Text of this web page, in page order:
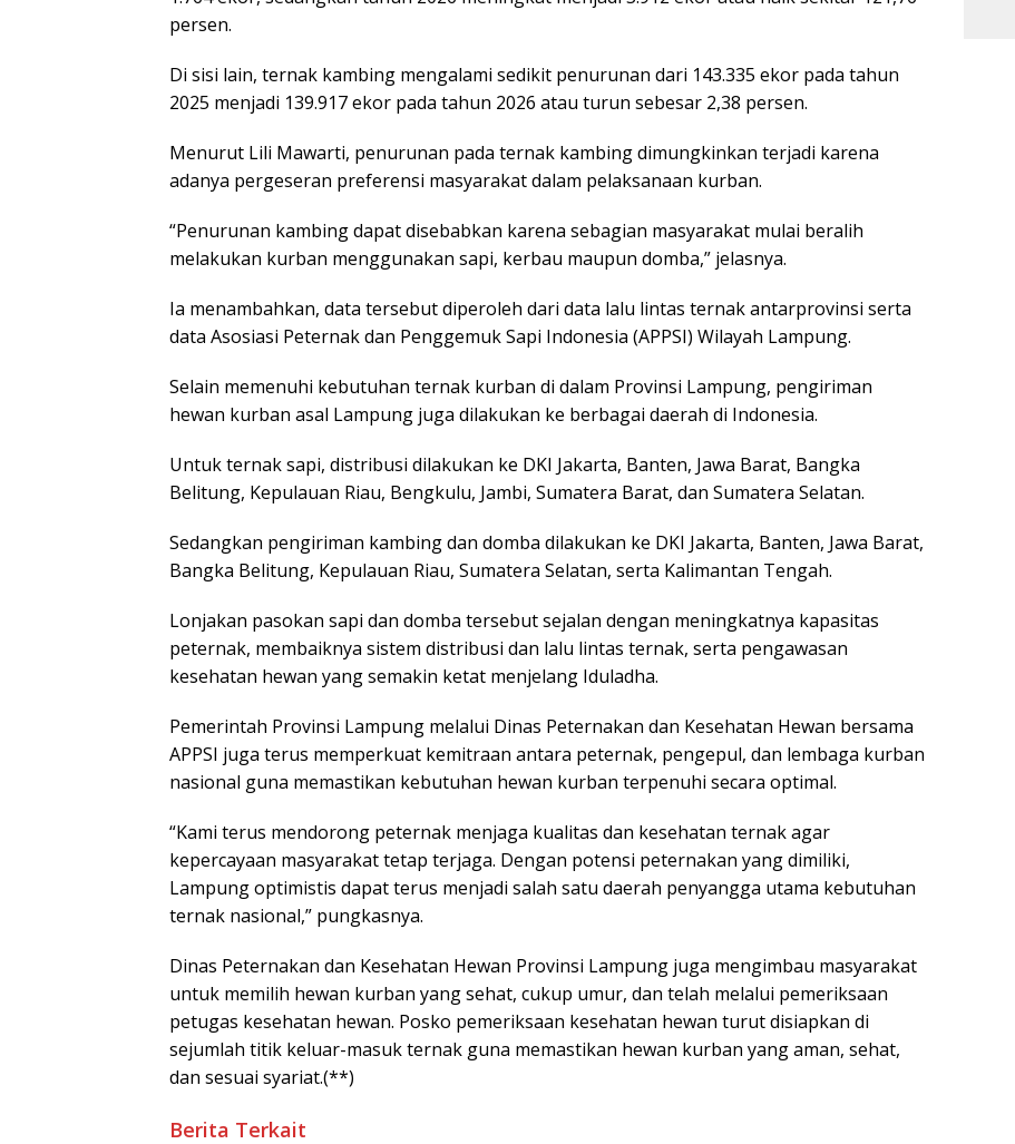
persen.
Di sisi lain, ternak kambing mengalami sedikit penurunan dari 143.335 ekor pada tahun
2025 menjadi 139.917 ekor pada tahun 2026 atau turun sebesar 2,38 persen.
Menurut Lili Mawarti, penurunan pada ternak kambing dimungkinkan terjadi karena
adanya pergeseran preferensi masyarakat dalam pelaksanaan kurban.
“Penurunan kambing dapat disebabkan karena sebagian masyarakat mulai beralih
melakukan kurban menggunakan sapi, kerbau maupun domba,” jelasnya.
Ia menambahkan, data tersebut diperoleh dari data lalu lintas ternak antarprovinsi serta
data Asosiasi Peternak dan Penggemuk Sapi Indonesia (APPSI) Wilayah Lampung.
Selain memenuhi kebutuhan ternak kurban di dalam Provinsi Lampung, pengiriman
hewan kurban asal Lampung juga dilakukan ke berbagai daerah di Indonesia.
Untuk ternak sapi, distribusi dilakukan ke DKI Jakarta, Banten, Jawa Barat, Bangka
Belitung, Kepulauan Riau, Bengkulu, Jambi, Sumatera Barat, dan Sumatera Selatan.
Sedangkan pengiriman kambing dan domba dilakukan ke DKI Jakarta, Banten, Jawa Barat,
Bangka Belitung, Kepulauan Riau, Sumatera Selatan, serta Kalimantan Tengah.
Lonjakan pasokan sapi dan domba tersebut sejalan dengan meningkatnya kapasitas
peternak, membaiknya sistem distribusi dan lalu lintas ternak, serta pengawasan
kesehatan hewan yang semakin ketat menjelang Iduladha.
Pemerintah Provinsi Lampung melalui Dinas Peternakan dan Kesehatan Hewan bersama
APPSI juga terus memperkuat kemitraan antara peternak, pengepul, dan lembaga kurban
nasional guna memastikan kebutuhan hewan kurban terpenuhi secara optimal.
“Kami terus mendorong peternak menjaga kualitas dan kesehatan ternak agar
kepercayaan masyarakat tetap terjaga. Dengan potensi peternakan yang dimiliki,
Lampung optimistis dapat terus menjadi salah satu daerah penyangga utama kebutuhan
ternak nasional,” pungkasnya.
Dinas Peternakan dan Kesehatan Hewan Provinsi Lampung juga mengimbau masyarakat
untuk memilih hewan kurban yang sehat, cukup umur, dan telah melalui pemeriksaan
petugas kesehatan hewan. Posko pemeriksaan kesehatan hewan turut disiapkan di
sejumlah titik keluar-masuk ternak guna memastikan hewan kurban yang aman, sehat,
dan sesuai syariat.(**)
Berita Terkait